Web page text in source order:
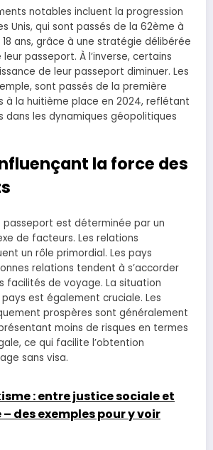
notables incluent la progression
Unis, qui sont passés de la 62ème à
ans, grâce à une stratégie délibérée
passeport. À l’inverse, certains
de leur passeport diminuer. Les
sont passés de la première
à la huitième place en 2024, reflétant
dans les dynamiques géopolitiques
la force des
passeport est déterminée par un
de facteurs. Les relations
un rôle primordial. Les pays
relations tendent à s’accorder
facilités de voyage. La situation
pays est également cruciale. Les
prospères sont généralement
moins de risques en termes
ce qui facilite l’obtention
sans visa.
: entre justice sociale et
des exemples pour y voir